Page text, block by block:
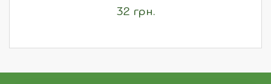
32 грн.